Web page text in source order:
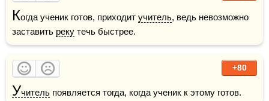
Когда ученик готов, приходит учитель, ведь невозможно
заставить реку течь быстрее.
+80
Учитель появляется тогда, когда ученик к этому готов.